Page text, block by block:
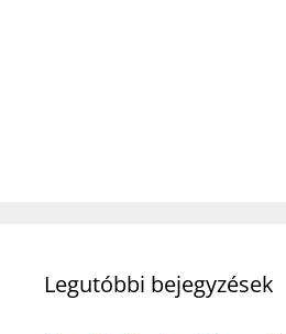
Legutóbbi bejegyzések